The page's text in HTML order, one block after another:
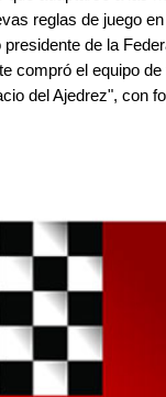
reglas de juego
de la
compró el equipo
del Ajedrez", con